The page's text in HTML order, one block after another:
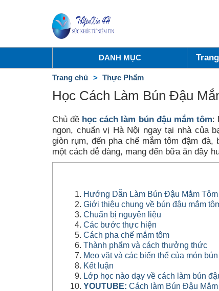
DANH MỤC
Trang chủ Thực Phẩm
Học Cách Làm Bún Đậu
Chủ đề học cách làm bún đậu mắm tôm:
ngon, chuẩn vị Hà Nội ngay tại nhà của
giòn rụm, đến pha chế mắm tôm đậm
một cách dễ dàng, mang đến bữa ăn đầy
Hướng Dẫn Làm Bún Đậu Mắm Tôm
Giới thiệu chung về bún đậu mắm
Chuẩn bị nguyên liệu
Các bước thực hiện
Cách pha chế mắm tôm
Thành phẩm và cách thưởng thức
Mẹo vặt và các biến thể của món
Kết luận
Lớp học nào dạy về cách làm bún
YOUTUBE: Cách làm Bún Đậu